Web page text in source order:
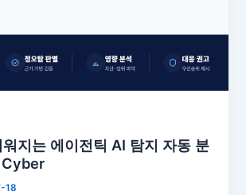
지는 에이전틱 AI 탐지 자동 분
18